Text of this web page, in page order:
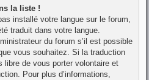
la liste !
installé votre langue sur le forum,
traduit dans votre langue.
du forum s’il est possible
vous souhaitez. Si la traduction
libre de vous porter volontaire et
Pour plus d’informations,